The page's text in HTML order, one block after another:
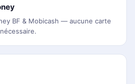
BF & Mobicash — aucune carte